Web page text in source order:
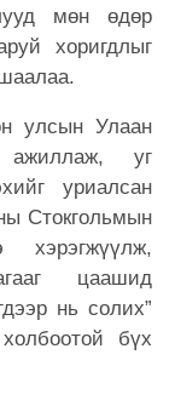
мөн өдөр
хоригдлыг
улсын Улаан
ажиллаж, уг
уриалсан
Стокгольмын
хэрэгжүүлж,
цаашид
нь солих”
бүх